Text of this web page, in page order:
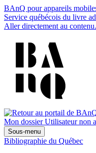
BAnQ pour appareils
Service québécois du livre
Aller directement au contenu.
Mon dossier Utilisateur non
Sous-menu
Bibliographie du Québec